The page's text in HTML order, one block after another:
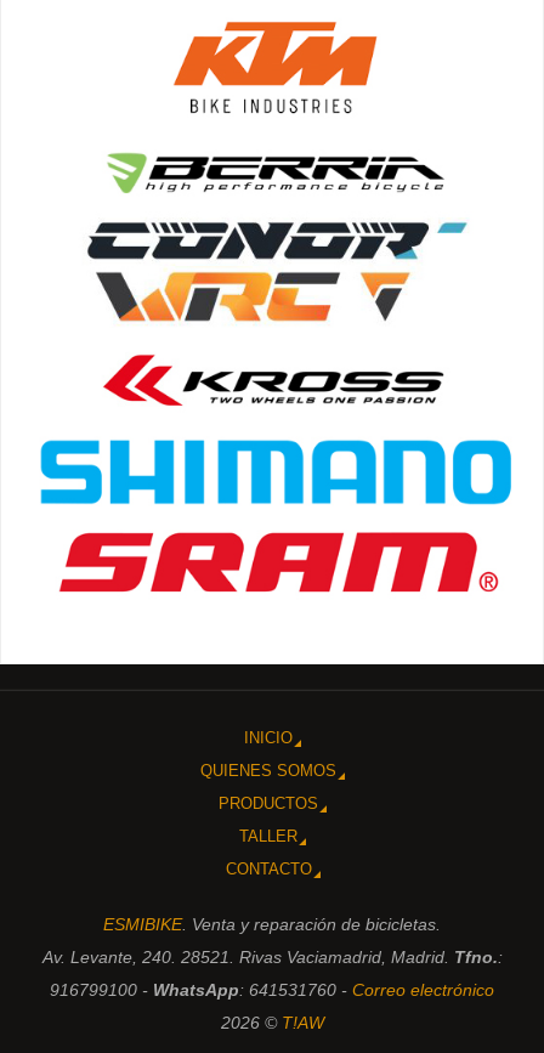
INICIO
QUIENES SOMOS
PRODUCTOS
TALLER
CONTACTO
ESMIBIKE. Venta y reparación de bicicletas.
Av. Levante, 240. 28521. Rivas Vaciamadrid, Madrid. Tfno.:
916799100 - WhatsApp: 641531760 - Correo electrónico
2026 © T!AW